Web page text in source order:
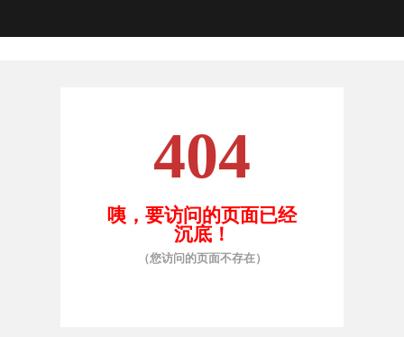
404
咦，要访问的页面已经
沉底！
（您访问的页面不存在）